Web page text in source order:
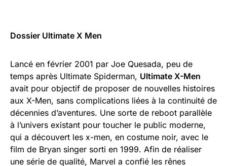
Dossier Ultimate X Men
Lancé en février 2001 par Joe Quesada, peu de
temps après Ultimate Spiderman, Ultimate X-Men
avait pour objectif de proposer de nouvelles histoires
aux X-Men, sans complications liées à la continuité de
décennies d’aventures. Une sorte de reboot parallèle
à l’univers existant pour toucher le public moderne,
qui a découvert les x-men, en costume noir, avec le
film de Bryan singer sorti en 1999. Afin de réaliser
une série de qualité, Marvel a confié les rênes